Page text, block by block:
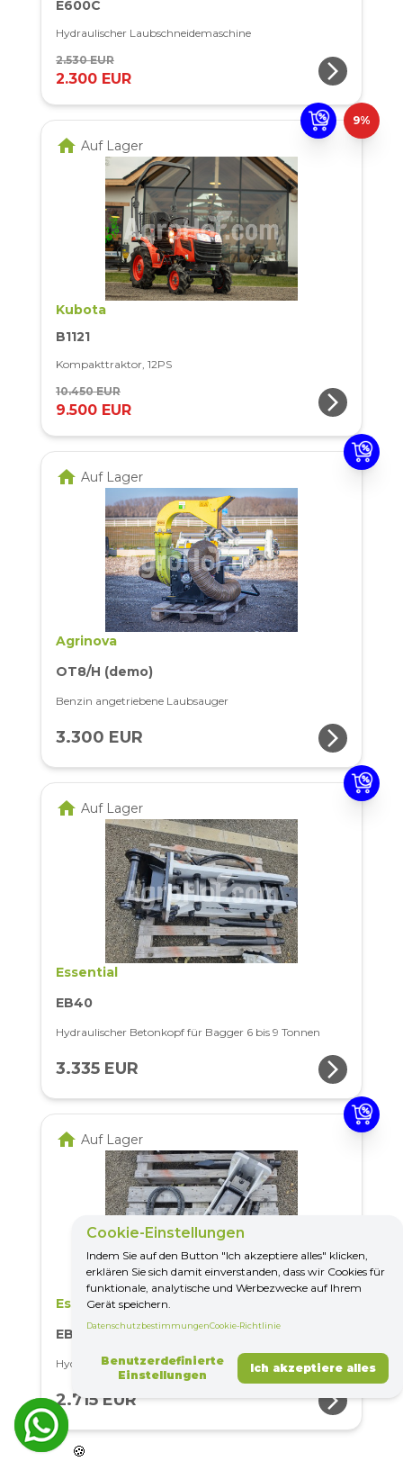
E600C
Hydraulischer Laubschneidemaschine
2.530 EUR
2.300 EUR arrow_forward_ios
9%
home Auf Lager
Kubota
B1121
Kompakttraktor, 12PS
10.450 EUR
9.500 EUR arrow_forward_ios
home Auf Lager
Agrinova
OT8/H (demo)
Benzin angetriebene Laubsauger
3.300 EUR arrow_forward_ios
home Auf Lager
Essential
EB40
Hydraulischer Betonkopf für Bagger 6 bis 9 Tonnen
3.335 EUR arrow_forward_ios
home Auf Lager
Essential
EB20
Hydraulischer Betonbrecher für Bagger 2,5- 4,5 Tonnen
2.715 EUR arrow_forward_ios
🍪
Cookie-Einstellungen
Indem Sie auf den Button "Ich akzeptiere alles" klicken,
erklären Sie sich damit einverstanden, dass wir Cookies für
funktionale, analytische und Werbezwecke auf Ihrem
Gerät speichern.
DatenschutzbestimmungenCookie-Richtlinie
Benutzerdefinierte
Einstellungen
Ich akzeptiere alles